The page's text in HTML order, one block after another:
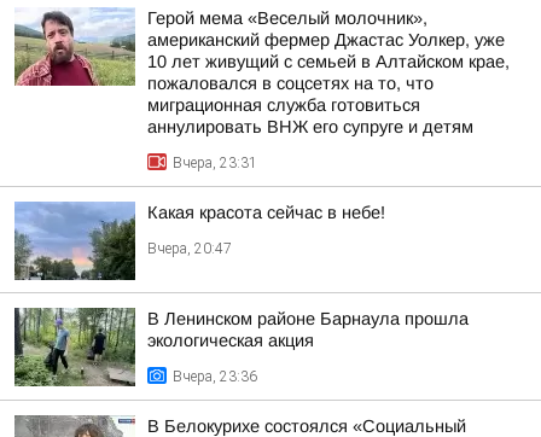
Герой мема «Веселый молочник»,
американский фермер Джастас Уолкер, уже
10 лет живущий с семьей в Алтайском крае,
пожаловался в соцсетях на то, что
миграционная служба готовиться
аннулировать ВНЖ его супруге и детям
Вчера, 23:31
Какая красота сейчас в небе!
Вчера, 20:47
В Ленинском районе Барнаула прошла
экологическая акция
Вчера, 23:36
В Белокурихе состоялся «Социальный